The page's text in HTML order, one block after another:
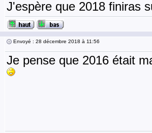
J'espère que 2018 finiras
Envoyé : 28 décembre 2018 à 11:56
Je pense que 2016 était